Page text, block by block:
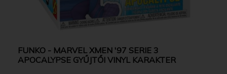
FUNKO - MARVEL XMEN '97 SERIE 3
APOCALYPSE GYŰJTŐI VINYL KARAKTER